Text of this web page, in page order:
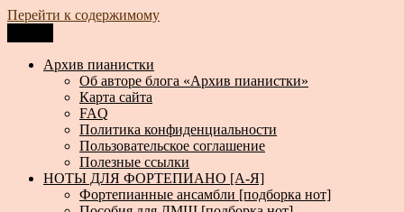
Перейти к содержимому
Архив пианистки
Всё для пианистов: ноты, книги, музыка, статьи…
Архив пианистки
Об авторе блога «Архив пианистки»
Карта сайта
FAQ
Политика конфиденциальности
Пользовательское соглашение
Полезные ссылки
НОТЫ ДЛЯ ФОРТЕПИАНО [А-Я]
Фортепианные ансамбли [подборка нот]